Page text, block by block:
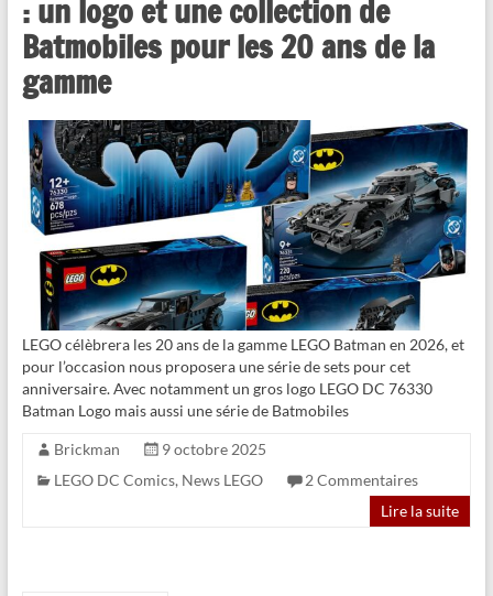
: un logo et une collection de
Batmobiles pour les 20 ans de la
gamme
LEGO célèbrera les 20 ans de la gamme LEGO Batman en 2026, et
pour l’occasion nous proposera une série de sets pour cet
anniversaire. Avec notamment un gros logo LEGO DC 76330
Batman Logo mais aussi une série de Batmobiles
Brickman
9 octobre 2025
LEGO DC Comics, News LEGO
2 Commentaires
Lire la suite